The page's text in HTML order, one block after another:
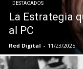
DESTACADOS
La Estrategia
al PC
Red Digital - 11/23/2025